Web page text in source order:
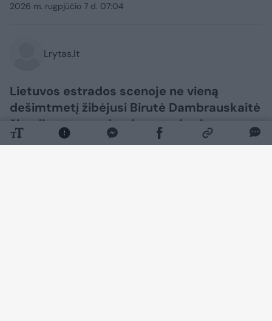
2026 m. rugpjūčio 7 d. 07:04
Lrytas.lt
Lietuvos estrados scenoje ne vieną
dešimtmetį žibėjusi Birutė Dambrauskaitė
šiandien gyvena kur kas ramiau ir
viešumoje pasirodo itin retai. Vis dėlto